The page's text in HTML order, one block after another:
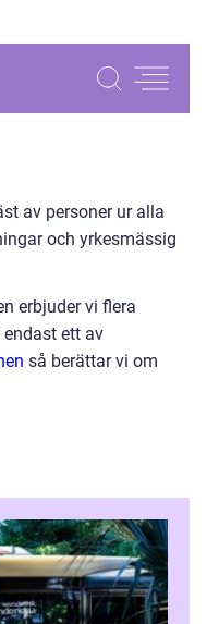
av personer ur alla
och yrkesmässig
erbjuder vi flera
endast ett av
så berättar vi om